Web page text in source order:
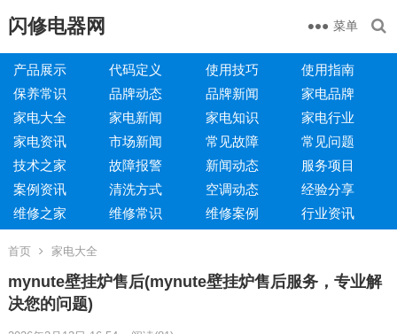
闪修电器网 菜单
产品展示 代码定义 使用技巧
使用指南
保养常识
品牌动态 品牌新闻
家电品牌
家电大全
家电新闻 家电知识
家电行业
家电资讯
市场新闻 常见故障
常见问题
技术之家
故障报警 新闻动态
服务项目
案例资讯
清洗方式 空调动态
经验分享
维修之家
维修常识 维修案例 行业资讯
首页 家电大全
mynute壁挂炉售后(mynute壁挂炉售后服务，专业解
决您的问题)